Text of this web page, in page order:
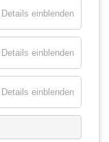
Details einblenden
Details einblenden
Details einblenden